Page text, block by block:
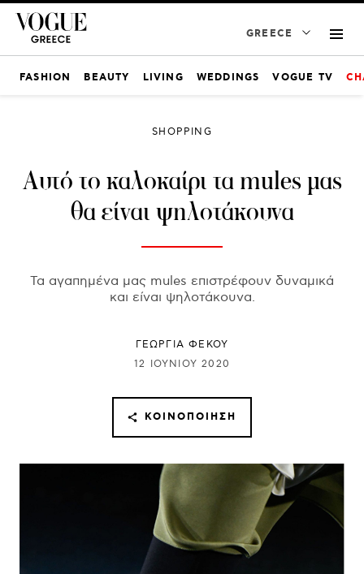
GREECE
FASHION BEAUTY LIVING WEDDINGS VOGUE TV
SHOPPING
Aυτό το καλοκαίρι τα mules μας
θα είναι ψηλοτάκουνα
Τα αγαπημένα μας mules επιστρέφουν δυναμικά
και είναι ψηλοτάκουνα.
ΓΕΩΡΓΙΑ ΦΕΚΟΥ
12 ΙΟΥΝΊΟΥ 2020
ΚΟΙΝΟΠΟΊΗΣΗ